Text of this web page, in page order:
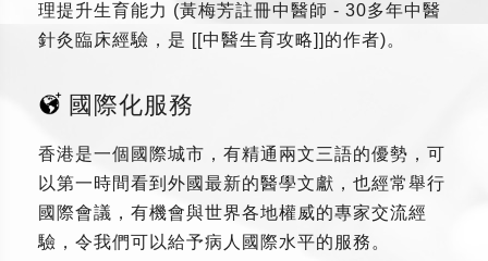
理提升生育能力 (黃梅芳註冊中醫師 - 30多年中醫
針灸臨床經驗，是 [[中醫生育攻略]]的作者)。
國際化服務
香港是一個國際城市，有精通兩文三語的優勢，可
以第一時間看到外國最新的醫學文獻，也經常舉行
國際會議，有機會與世界各地權威的專家交流經
驗，令我們可以給予病人國際水平的服務。